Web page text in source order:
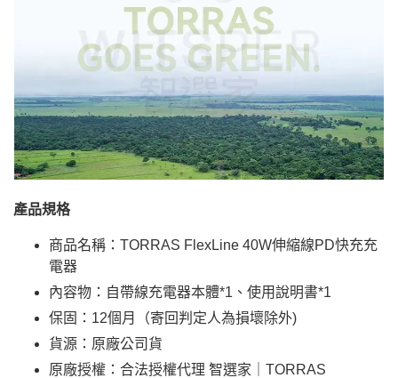
產品規格
商品名稱：TORRAS FlexLine 40W伸縮線PD快充充
電器
內容物：自帶線充電器本體*1、使用說明書*1
保固：12個月（寄回判定人為損壞除外)
貨源：原廠公司貨
原廠授權：合法授權代理 智選家｜TORRAS